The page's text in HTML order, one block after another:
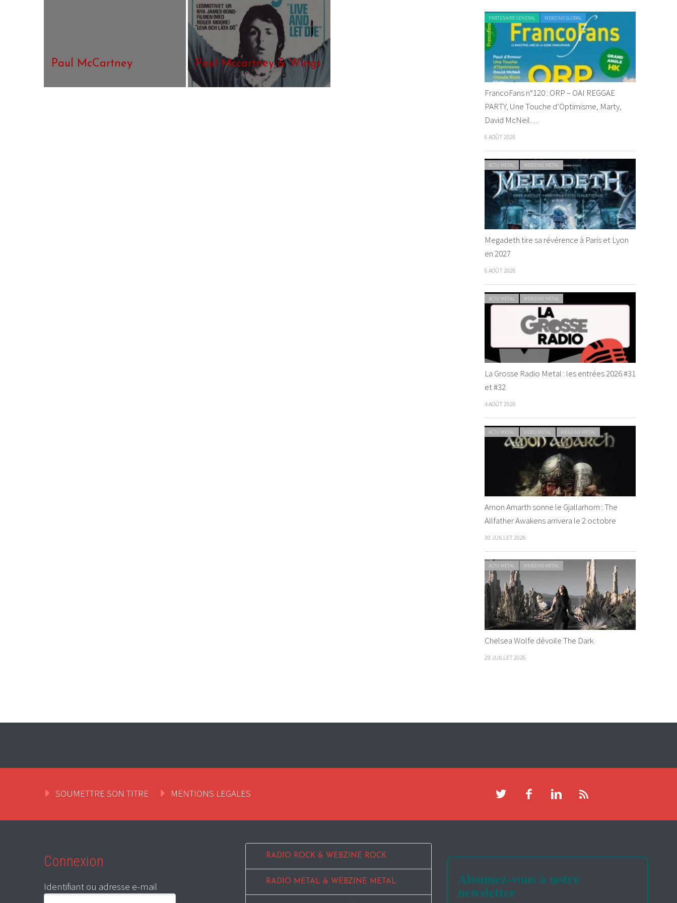
Paul McCartney Paul Mccartney & Wings
PARTENAIRE GENERAL WEBZINE GLOBAL
FrancoFans n°120 : ORP – OAI REGGAE
PARTY, Une Touche d’Optimisme, Marty,
David McNeil…
6 AOÛT 2026
ACTU METAL WEBZINE METAL
Megadeth tire sa révérence à Paris et Lyon
en 2027
6 AOÛT 2026
ACTU METAL WEBZINE METAL
La Grosse Radio Metal : les entrées 2026 #31
et #32
4 AOÛT 2026
ACTU METAL VIDEO METAL WEBZINE METAL
Amon Amarth sonne le Gjallarhorn : The
Allfather Awakens arrivera le 2 octobre
30 JUILLET 2026
ACTU METAL WEBZINE METAL
Chelsea Wolfe dévoile The Dark
29 JUILLET 2026
SOUMETTRE SON TITRE MENTIONS LEGALES
Connexion
Identifiant ou adresse e-mail
RADIO ROCK & WEBZINE ROCK
RADIO METAL & WEBZINE METAL Abonnez-vous à notre
newsletter